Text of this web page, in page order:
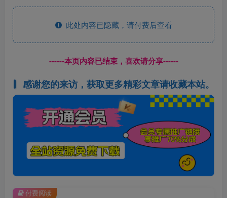
此处内容已隐藏，请付费后查看
------本页内容已结束，喜欢请分享------
感谢您的来访，获取更多精彩文章请收藏本站。
付费阅读